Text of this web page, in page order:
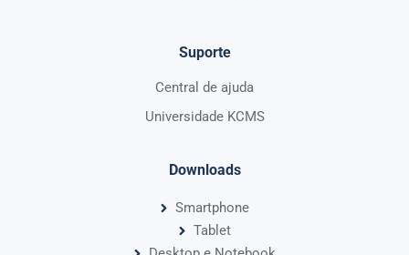
Suporte
Central de ajuda
Universidade KCMS
Downloads
Smartphone
Tablet